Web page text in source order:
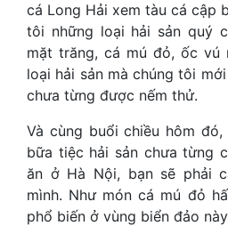
cá Long Hải xem tàu ​​cá cập
tôi những loại hải sản quý
mặt trăng, cá mú đỏ, ốc vú
loại hải sản mà chúng tôi
chưa từng được nếm thử.
Và cùng buổi chiều hôm
bữa tiệc hải sản chưa từng
ăn ở Hà Nội, bạn sẽ phải
mình. Như món cá mú đỏ
phổ biến ở vùng biển đảo